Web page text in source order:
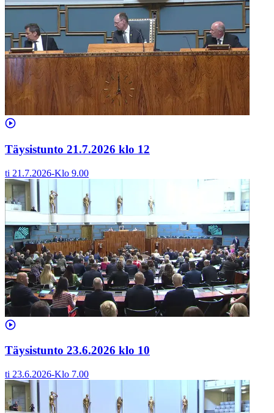
Täysistunto 21.7.2026 klo 12
ti 21.7.2026-Klo 9.00
Täysistunto 23.6.2026 klo 10
ti 23.6.2026-Klo 7.00